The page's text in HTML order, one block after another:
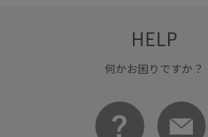
HELP
何かお困りですか？